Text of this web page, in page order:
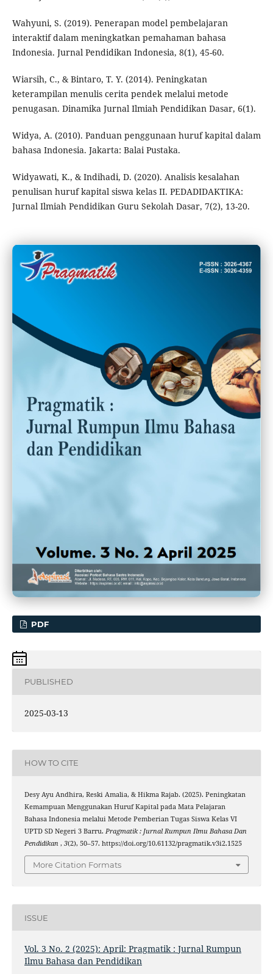
Wahyuni, S. (2019). Penerapan model pembelajaran
interaktif dalam meningkatkan pemahaman bahasa
Indonesia. Jurnal Pendidikan Indonesia, 8(1), 45-60.
Wiarsih, C., & Bintaro, T. Y. (2014). Peningkatan
keterampilan menulis cerita pendek melalui metode
penugasan. Dinamika Jurnal Ilmiah Pendidikan Dasar, 6(1).
Widya, A. (2010). Panduan penggunaan huruf kapital dalam
bahasa Indonesia. Jakarta: Balai Pustaka.
Widyawati, K., & Indihadi, D. (2020). Analisis kesalahan
penulisan huruf kapital siswa kelas II. PEDADIDAKTIKA:
Jurnal Ilmiah Pendidikan Guru Sekolah Dasar, 7(2), 13-20.
PDF
PUBLISHED
2025-03-13
HOW TO CITE
Desy Ayu Andhira, Reski Amalia, & Hikma Rajab. (2025). Peningkatan
Kemampuan Menggunakan Huruf Kapital pada Mata Pelajaran
Bahasa Indonesia melalui Metode Pemberian Tugas Siswa Kelas VI
UPTD SD Negeri 3 Barru. Pragmatik : Jurnal Rumpun Ilmu Bahasa Dan
Pendidikan , 3(2), 50–57. https://doi.org/10.61132/pragmatik.v3i2.1525
More Citation Formats
ISSUE
Vol. 3 No. 2 (2025): April: Pragmatik : Jurnal Rumpun
Ilmu Bahasa dan Pendidikan